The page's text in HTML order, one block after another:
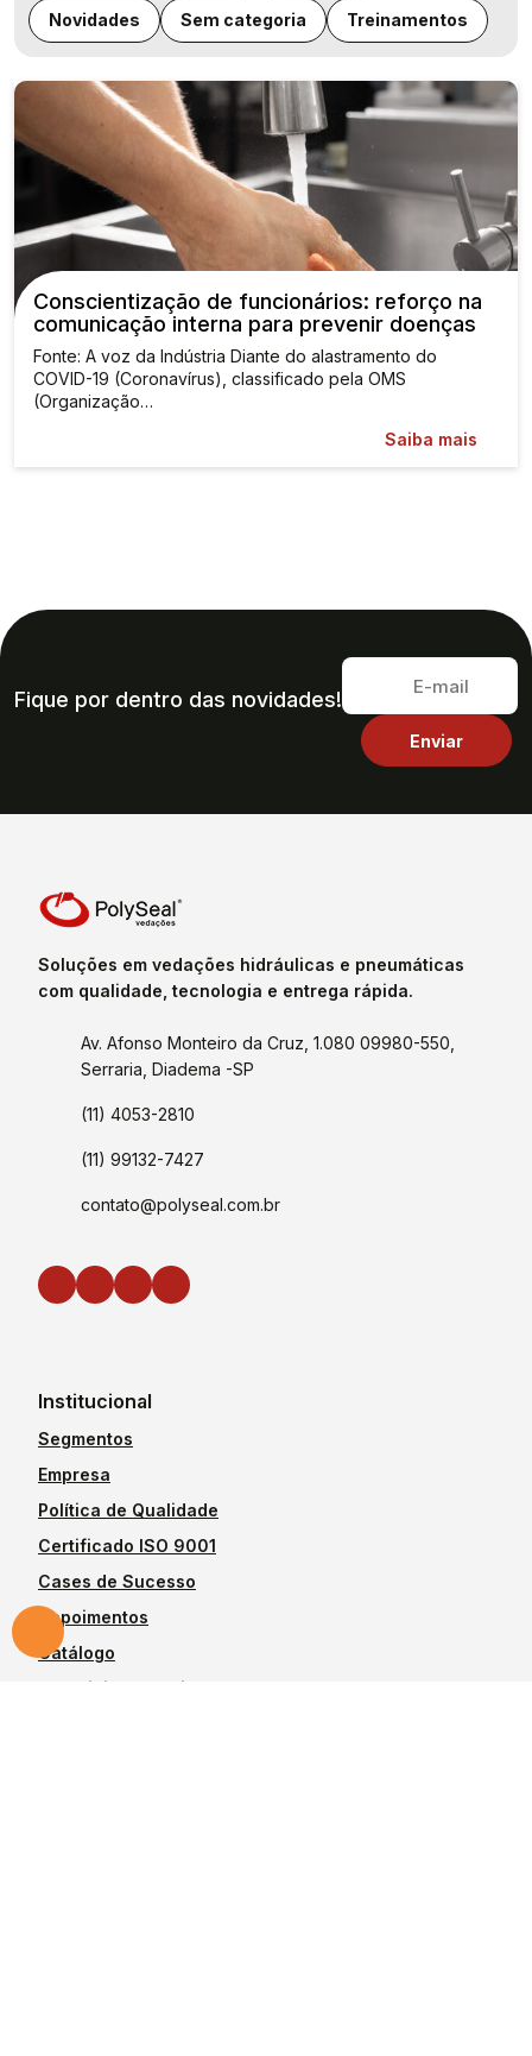
Novidades Sem categoria Treinamentos
Conscientização de funcionários: reforço na
comunicação interna para prevenir doenças
Fonte: A voz da Indústria Diante do alastramento do
COVID-19 (Coronavírus), classificado pela OMS
(Organização…
Saiba mais
Fique por dentro das novidades!
Soluções em vedações hidráulicas e pneumáticas
com qualidade, tecnologia e entrega rápida.
Av. Afonso Monteiro da Cruz, 1.080 09980-550,
Serraria, Diadema -SP
(11) 4053-2810
(11) 99132-7427
contato@polyseal.com.br
Institucional
Segmentos
Empresa
Política de Qualidade
Certificado ISO 9001
Cases de Sucesso
Depoimentos
Catálogo
Materiais Educativos